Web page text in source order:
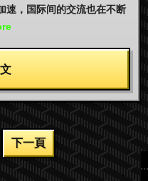
速，国际间的交流也在不断
下一頁